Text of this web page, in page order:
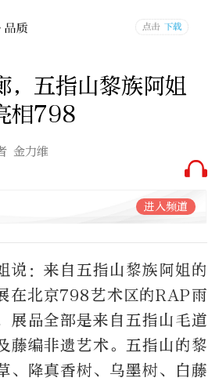
，五指山黎族阿姐
相798
金力维
进入频道
说：来自五指山黎族阿姐的
在北京798艺术区的RAP雨
展品全部是来自五指山毛道
藤编非遗艺术。五指山的黎
、降真香树、乌墨树、白藤